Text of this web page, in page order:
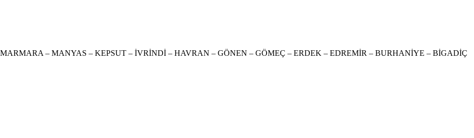
MARMARA – MANYAS – KEPSUT – İVRİNDİ – HAVRAN – GÖNEN – GÖMEÇ – ERDEK – EDREMİR – BURHANİYE – BİGADİÇ